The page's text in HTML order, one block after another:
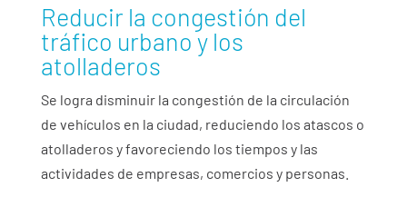
Reducir la congestión del
tráfico urbano y los
atolladeros
Se logra disminuir la congestión de la circulación
de vehículos en la ciudad, reduciendo los atascos o
atolladeros y favoreciendo los tiempos y las
actividades de empresas, comercios y personas.